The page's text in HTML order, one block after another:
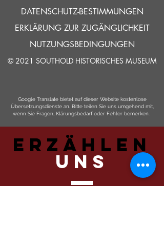
DATENSCHUTZ-BESTIMMUNGEN
ERKLÄRUNG ZUR ZUGÄNGLICHKEIT
NUTZUNGSBEDINGUNGEN
© 2021 SOUTHOLD HISTORISCHES MUSEUM
Google Translate bietet auf dieser Website kostenlose
Übersetzungsdienste an. Bitte teilen Sie uns umgehend mit,
wenn Sie Fragen, Klärungsbedarf oder Fehler bemerken.
ERZÄHLEN
UNS